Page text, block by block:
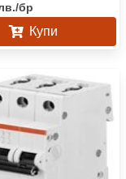
/бр
Купи